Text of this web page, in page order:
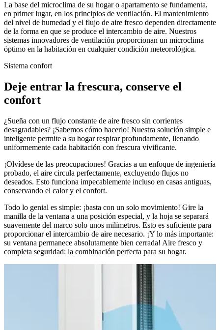
La base del microclima de su hogar o apartamento se fundamenta,
en primer lugar, en los principios de ventilación. El mantenimiento
del nivel de humedad y el flujo de aire fresco dependen directamente
de la forma en que se produce el intercambio de aire. Nuestros
sistemas innovadores de ventilación proporcionan un microclima
óptimo en la habitación en cualquier condición meteorológica.
Sistema confort
Deje entrar la frescura, conserve el
confort
¿Sueña con un flujo constante de aire fresco sin corrientes
desagradables? ¡Sabemos cómo hacerlo! Nuestra solución simple e
inteligente permite a su hogar respirar profundamente, llenando
uniformemente cada habitación con frescura vivificante.
¡Olvídese de las preocupaciones! Gracias a un enfoque de ingeniería
probado, el aire circula perfectamente, excluyendo flujos no
deseados. Esto funciona impecablemente incluso en casas antiguas,
conservando el calor y el confort.
Todo lo genial es simple: ¡basta con un solo movimiento! Gire la
manilla de la ventana a una posición especial, y la hoja se separará
suavemente del marco solo unos milímetros. Esto es suficiente para
proporcionar el intercambio de aire necesario. ¡Y lo más importante:
su ventana permanece absolutamente bien cerrada! Aire fresco y
completa seguridad: la combinación perfecta para su hogar.